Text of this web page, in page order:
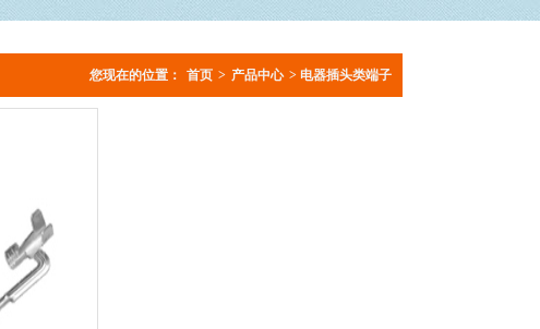
您现在的位置： 首页 > 产品中心 > 电器插头类端子